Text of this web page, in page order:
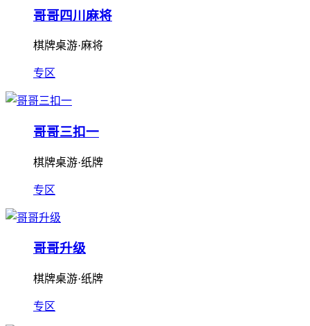
哥哥四川麻将
棋牌桌游·麻将
专区
哥哥三扣一
棋牌桌游·纸牌
专区
哥哥升级
棋牌桌游·纸牌
专区